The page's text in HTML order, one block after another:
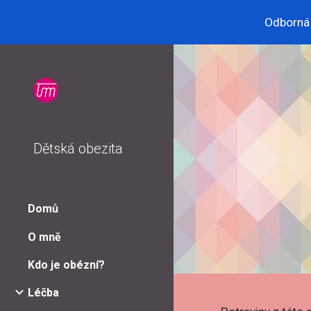
Dětská obezita
Domů
O mně
Kdo je obézní?
Léčba